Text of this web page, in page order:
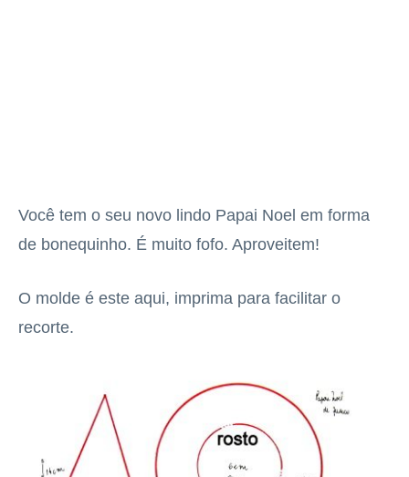
Você tem o seu novo lindo Papai Noel em forma
de bonequinho. É muito fofo. Aproveitem!
O molde é este aqui, imprima para facilitar o
recorte.